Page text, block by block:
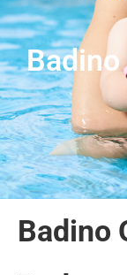
Badino
Badino